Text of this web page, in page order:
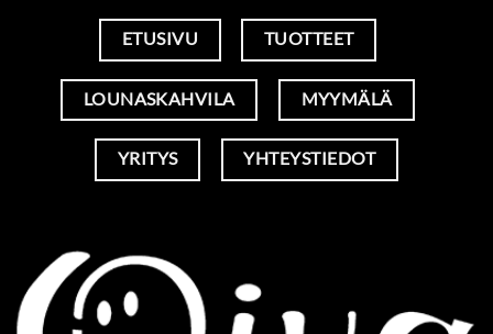
ETUSIVU TUOTTEET
LOUNASKAHVILA MYYMÄLÄ
YRITYS YHTEYSTIEDOT